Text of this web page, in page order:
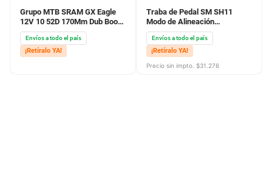
Grupo MTB SRAM GX Eagle
12V 10 52D 170Mm Dub Boost
32D Ln Full
Envíos a todo el país
¡Retíralo YA!
Traba de Pedal SM SH11
Modo de Alineación
Automática Par Pack Ind
Envíos a todo el país
¡Retíralo YA!
Precio sin impto. $31.276